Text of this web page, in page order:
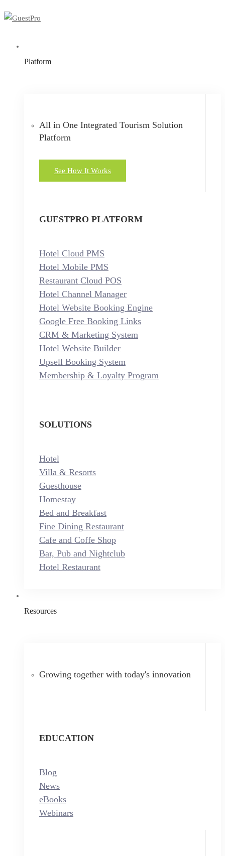
Platform
All in One Integrated Tourism Solution
Platform
See How It Works
GUESTPRO PLATFORM
Hotel Cloud PMS
Hotel Mobile PMS
Restaurant Cloud POS
Hotel Channel Manager
Hotel Website Booking Engine
Google Free Booking Links
CRM & Marketing System
Hotel Website Builder
Upsell Booking System
Membership & Loyalty Program
SOLUTIONS
Hotel
Villa & Resorts
Guesthouse
Homestay
Bed and Breakfast
Fine Dining Restaurant
Cafe and Coffe Shop
Bar, Pub and Nightclub
Hotel Restaurant
Resources
Growing together with today's innovation
EDUCATION
Blog
News
eBooks
Webinars